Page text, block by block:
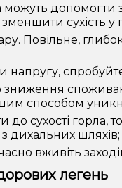
допомогти
сухість у
Повільне,
напругу,
зниження
способом
сухості
дихальних шляхів;
вживіть
легень